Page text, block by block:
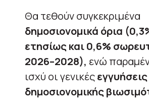
Θα τεθούν συγκεκριμένα
δημοσιονομικά όρια
ετησίως και 0,6%
2026–2028), ενώ
ισχύ οι γενικέςεγγυήσεις
δημοσιονομικής